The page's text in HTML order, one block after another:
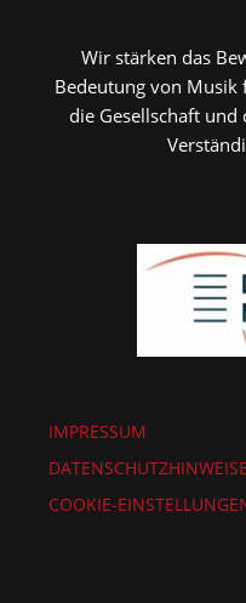
Wir stärken das
Bedeutung von
die Gesellschaft
IMPRESSUM
DATENSCHUTZHINWEISE
COOKIE-